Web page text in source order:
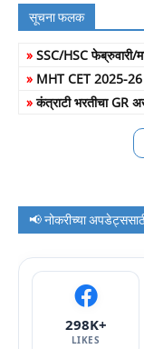
सूचना फलक
» SSC/HSC फेब्रुवारी/
» MHT CET 2025-26
»कंत्राटी भरतीचा GR
📢 नोकरीच्या
298K+
LIKES